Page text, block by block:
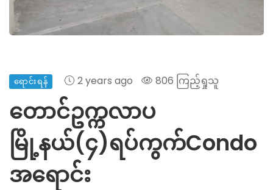
ရောင်းရန် 2 years ago 806 ကြည့်ရှုသူ
တောင်ဥက္ကလာပ
မြို့နယ်(၄)ရပ်ကွက်Condo
အရောင်း